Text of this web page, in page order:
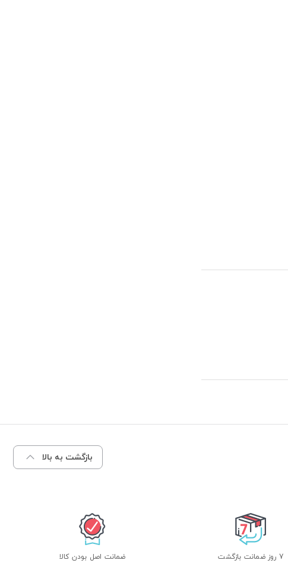
بازگشت به بالا
7 روز ضمانت بازگشت ضمانت اصل بودن کالا